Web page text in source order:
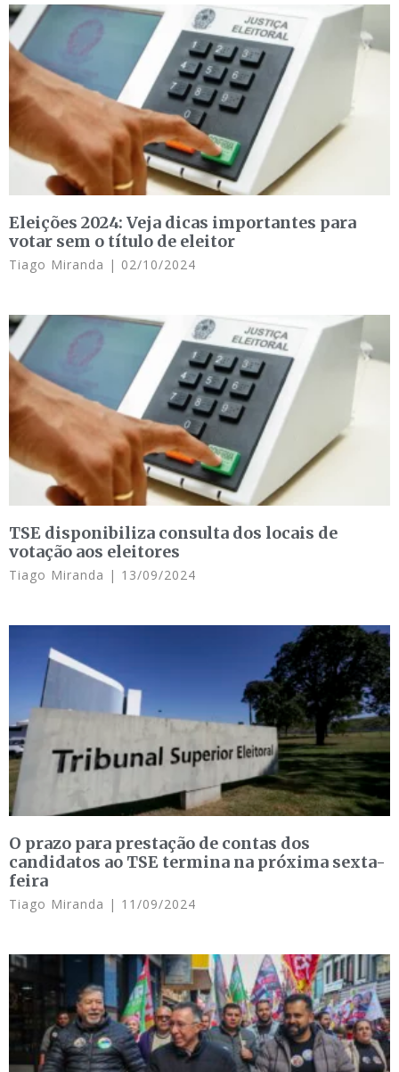
Eleições 2024: Veja dicas importantes para
votar sem o título de eleitor
Tiago Miranda 02/10/2024
TSE disponibiliza consulta dos locais de
votação aos eleitores
Tiago Miranda 13/09/2024
O prazo para prestação de contas dos
candidatos ao TSE termina na próxima sexta-
feira
Tiago Miranda 11/09/2024